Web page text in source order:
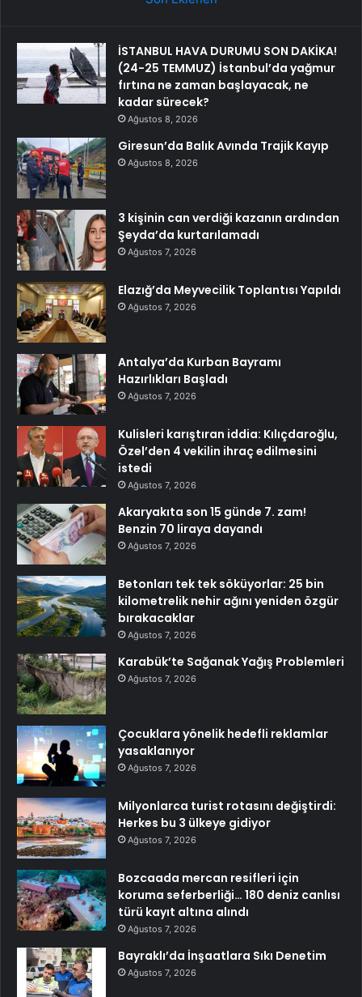
İSTANBUL HAVA DURUMU SON DAKİKA!
(24-25 TEMMUZ) İstanbul’da yağmur
fırtına ne zaman başlayacak, ne
kadar sürecek?
Ağustos 8, 2026
Giresun’da Balık Avında Trajik Kayıp
Ağustos 8, 2026
3 kişinin can verdiği kazanın ardından
Şeyda’da kurtarılamadı
Ağustos 7, 2026
Elazığ’da Meyvecilik Toplantısı Yapıldı
Ağustos 7, 2026
Antalya’da Kurban Bayramı
Hazırlıkları Başladı
Ağustos 7, 2026
Kulisleri karıştıran iddia: Kılıçdaroğlu,
Özel’den 4 vekilin ihraç edilmesini
istedi
Ağustos 7, 2026
Akaryakıta son 15 günde 7. zam!
Benzin 70 liraya dayandı
Ağustos 7, 2026
Betonları tek tek söküyorlar: 25 bin
kilometrelik nehir ağını yeniden özgür
bırakacaklar
Ağustos 7, 2026
Karabük’te Sağanak Yağış Problemleri
Ağustos 7, 2026
Çocuklara yönelik hedefli reklamlar
yasaklanıyor
Ağustos 7, 2026
Milyonlarca turist rotasını değiştirdi:
Herkes bu 3 ülkeye gidiyor
Ağustos 7, 2026
Bozcaada mercan resifleri için
koruma seferberliği… 180 deniz canlısı
türü kayıt altına alındı
Ağustos 7, 2026
Bayraklı’da İnşaatlara Sıkı Denetim
Ağustos 7, 2026